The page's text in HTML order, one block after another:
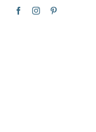
Inhalt
FacebookInstagram